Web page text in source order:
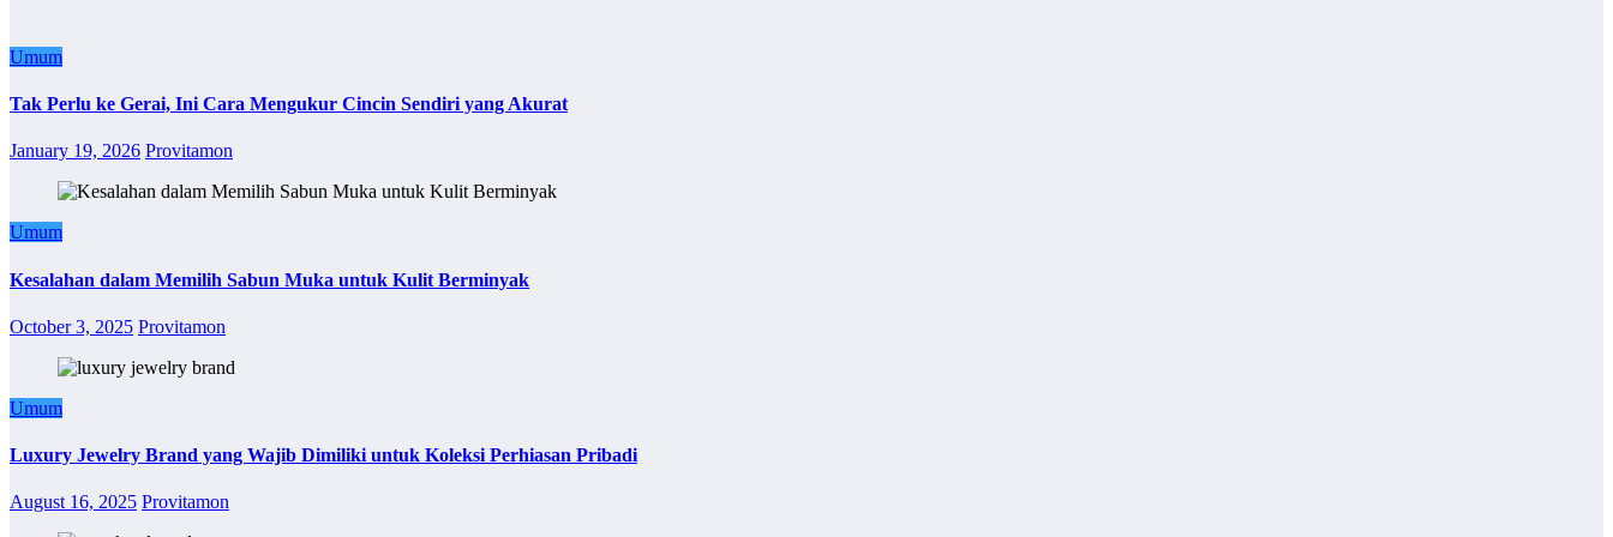
Umum
Tak Perlu ke Gerai, Ini Cara Mengukur Cincin Sendiri yang Akurat
January 19, 2026 Provitamon
Umum
Kesalahan dalam Memilih Sabun Muka untuk Kulit Berminyak
October 3, 2025 Provitamon
Umum
Luxury Jewelry Brand yang Wajib Dimiliki untuk Koleksi Perhiasan Pribadi
August 16, 2025 Provitamon